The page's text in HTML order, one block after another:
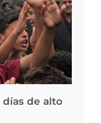
días de alto